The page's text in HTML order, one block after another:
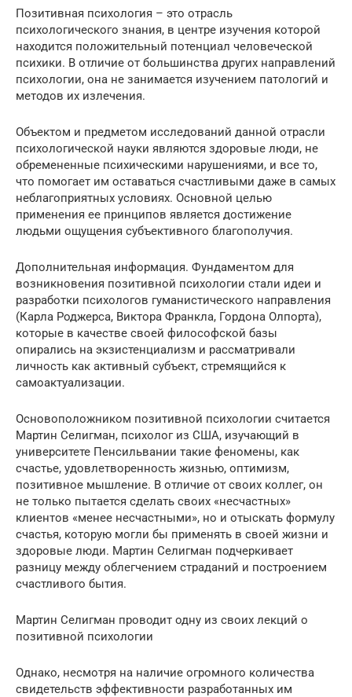
Позитивная психология – это отрасль
психологического знания, в центре изучения которой
находится положительный потенциал человеческой
психики. В отличие от большинства других направлений
психологии, она не занимается изучением патологий и
методов их излечения.
Объектом и предметом исследований данной отрасли
психологической науки являются здоровые люди, не
обремененные психическими нарушениями, и все то,
что помогает им оставаться счастливыми даже в самых
неблагоприятных условиях. Основной целью
применения ее принципов является достижение
людьми ощущения субъективного благополучия.
Дополнительная информация. Фундаментом для
возникновения позитивной психологии стали идеи и
разработки психологов гуманистического направления
(Карла Роджерса, Виктора Франкла, Гордона Олпорта),
которые в качестве своей философской базы
опирались на экзистенциализм и рассматривали
личность как активный субъект, стремящийся к
самоактуализации.
Основоположником позитивной психологии считается
Мартин Селигман, психолог из США, изучающий в
университете Пенсильвании такие феномены, как
счастье, удовлетворенность жизнью, оптимизм,
позитивное мышление. В отличие от своих коллег, он
не только пытается сделать своих «несчастных»
клиентов «менее несчастными», но и отыскать формулу
счастья, которую могли бы применять в своей жизни и
здоровые люди. Мартин Селигман подчеркивает
разницу между облегчением страданий и построением
счастливого бытия.
Мартин Селигман проводит одну из своих лекций о
позитивной психологии
Однако, несмотря на наличие огромного количества
свидетельств эффективности разработанных им